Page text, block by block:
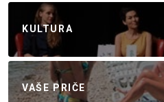
KULTURA
VAŠE PRIČE